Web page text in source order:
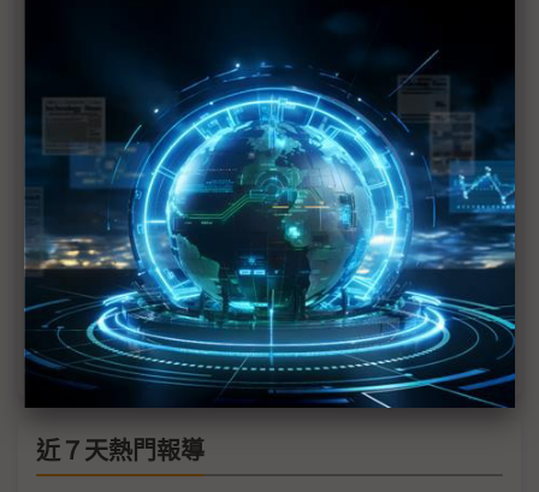
英飛凌「雙軌布局」押注人形機器人 直指AI資料中
心級成長動能
Agility Robotics走入豐田汽車世界 佳能企業深深
「鏈」上機器人
科技1分鐘：機器人即服務（RaaS）
Agility Robotics人形機器人邁入商用 Digit進駐豐田
產線
近７天熱門報導